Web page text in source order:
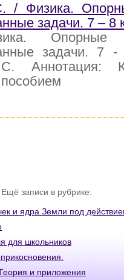
/ Физика.
задачи. 7 – 8
Опорные
задачи. 7 -
Аннотация:
Ещё записи в рубрике:
и ядра Земли под
для школьников
и приложения